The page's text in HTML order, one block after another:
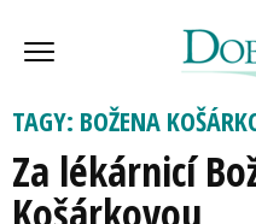
TAGY: BOŽENA
Za lékárnicí